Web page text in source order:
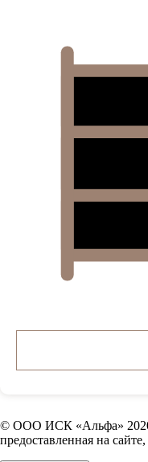
© ООО ИСК «Альфа»
предоставленная на